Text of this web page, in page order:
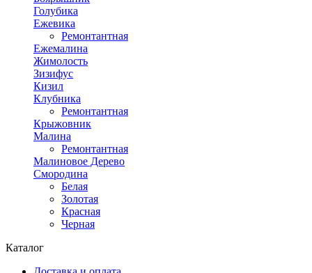
Голубика
Ежевика
Ремонтантная
Ежемалина
Жимолость
Зизифус
Кизил
Клубника
Ремонтантная
Крыжовник
Малина
Ремонтантная
Малиновое Дерево
Смородина
Белая
Золотая
Красная
Черная
Каталог